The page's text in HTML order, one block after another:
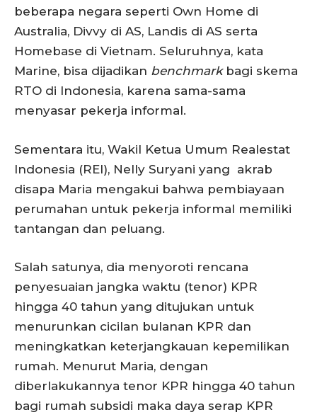
beberapa negara seperti Own Home di
Australia, Divvy di AS, Landis di AS serta
Homebase di Vietnam. Seluruhnya, kata
Marine, bisa dijadikan benchmarkbagi skema
RTO di Indonesia, karena sama-sama
menyasar pekerja informal.
Sementara itu, Wakil Ketua Umum Realestat
Indonesia (REI), Nelly Suryani yang akrab
disapa Maria mengakui bahwa pembiayaan
perumahan untuk pekerja informal memiliki
tantangan dan peluang.
Salah satunya, dia menyoroti rencana
penyesuaian jangka waktu (tenor) KPR
hingga 40 tahun yang ditujukan untuk
menurunkan cicilan bulanan KPR dan
meningkatkan keterjangkauan kepemilikan
rumah. Menurut Maria, dengan
diberlakukannya tenor KPR hingga 40 tahun
bagi rumah subsidi maka daya serap KPR